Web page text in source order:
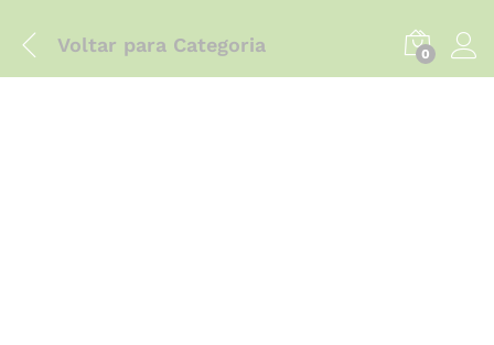
Voltar para Categoria 0